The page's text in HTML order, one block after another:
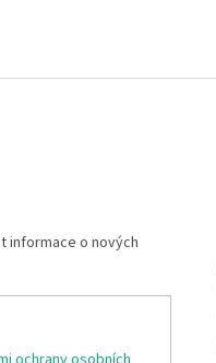
informace o nových